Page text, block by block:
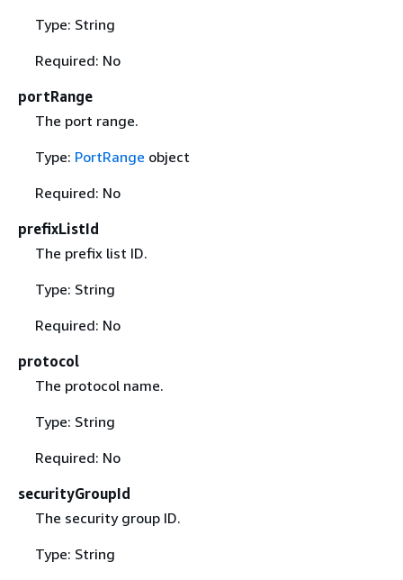
Type: String
Required: No
portRange
The port range.
Type: PortRange object
Required: No
prefixListId
The prefix list ID.
Type: String
Required: No
protocol
The protocol name.
Type: String
Required: No
securityGroupId
The security group ID.
Type: String